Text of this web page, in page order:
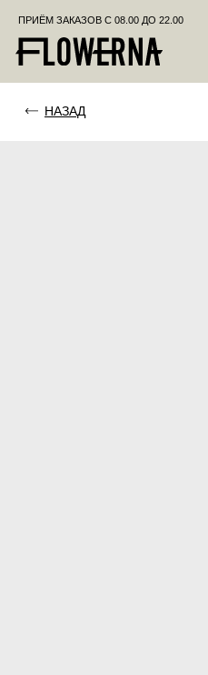
ПРИЁМ ЗАКАЗОВ С 08.00 ДО 22.00